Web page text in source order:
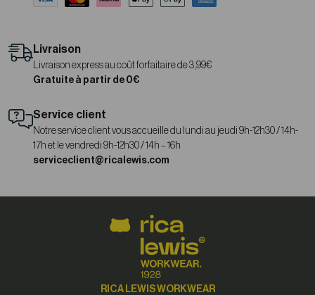
Livraison
Livraison express au coût forfaitaire de 3,99€
Gratuite à partir de 0€
Service client
Notre service client vous accueille du lundi au jeudi 9h-12h30 / 14h-
17h et le vendredi 9h-12h30 / 14h – 16h
serviceclient@ricalewis.com
RICA LEWIS WORKWEAR